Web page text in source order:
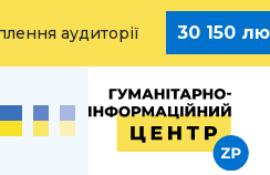
аудиторії 30 150